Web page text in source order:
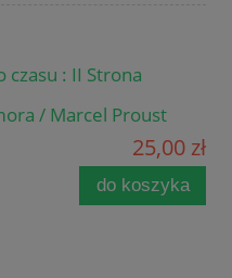
czasu : II Strona
/ Marcel Proust
25,00 zł
do koszyka